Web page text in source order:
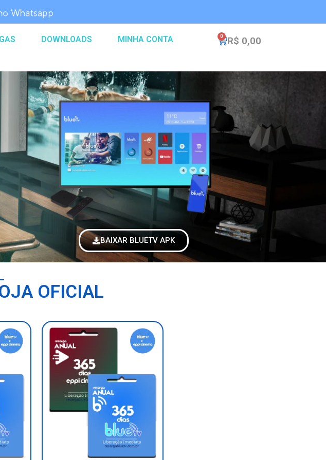
DOWNLOADS MINHA CONTA R$ 0,00
0
BAIXAR BLUETV APK
OFICIAL